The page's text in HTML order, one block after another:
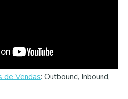
de Vendas: Outbound, Inbound,